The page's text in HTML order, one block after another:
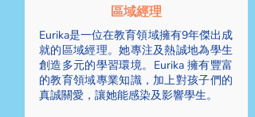
區域經理
Eurika是一位在教育領域擁有9年傑出成
就的區域經理。她專注及熱誠地為學生
創造多元的學習環境。Eurika 擁有豐富
的教育領域專業知識，加上對孩子們的
真誠關愛，讓她能感染及影響學生。